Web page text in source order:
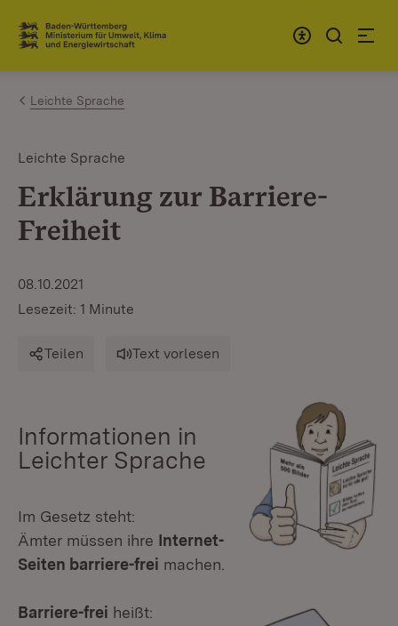
Zum Inhalt springen
Link zur Startseite
Leichte Sprache
Leichte Sprache
Erklärung zur Barriere-
Freiheit
08.10.2021
Lesezeit: 1 Minute
Teilen Text vorlesen
Informationen in
Leichter Sprache
Im Gesetz steht:
Ämter müssen ihre Internet-
Seiten barriere-frei machen.
Barriere-frei heißt: